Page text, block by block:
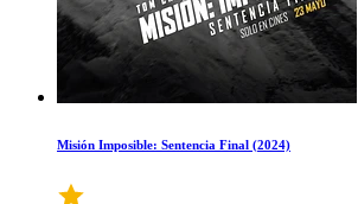
Misión Imposible: Sentencia Final (2024)